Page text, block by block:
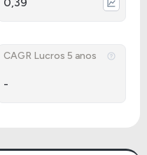
CAGR Lucros 5 anos
-